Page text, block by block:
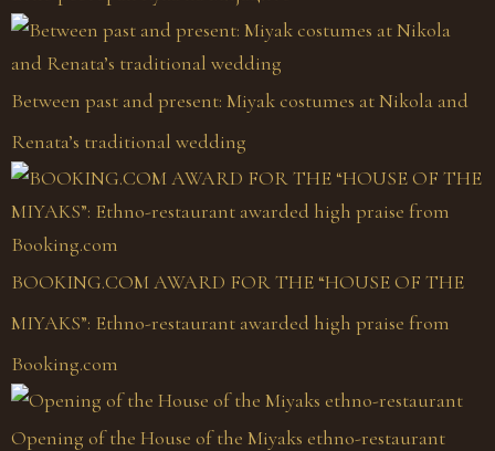
Between past and present: Miyak costumes at Nikola and
Renata’s traditional wedding
BOOKING.COM AWARD FOR THE “HOUSE OF THE
MIYAKS”: Ethno-restaurant awarded high praise from
Booking.com
Opening of the House of the Miyaks ethno-restaurant